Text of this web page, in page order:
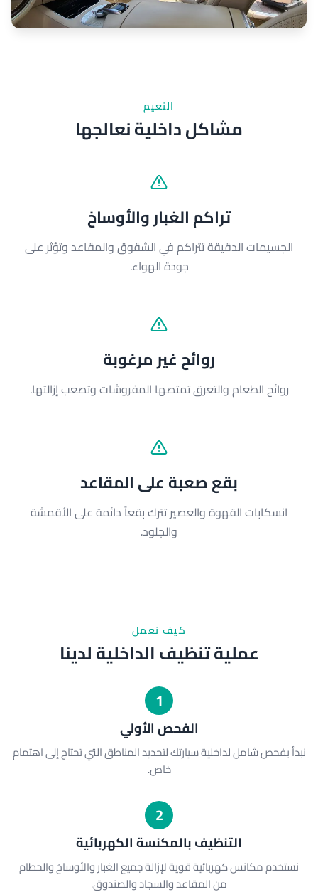
النعيم
مشاكل داخلية نعالجها
تراكم الغبار والأوساخ
الجسيمات الدقيقة تتراكم في الشقوق والمقاعد وتؤثر على
جودة الهواء.
روائح غير مرغوبة
روائح الطعام والتعرق تمتصها المفروشات وتصعب إزالتها.
بقع صعبة على المقاعد
انسكابات القهوة والعصير تترك بقعاً دائمة على الأقمشة
والجلود.
كيف نعمل
عملية تنظيف الداخلية لدينا
1
الفحص الأولي
نبدأ بفحص شامل لداخلية سيارتك لتحديد المناطق التي تحتاج إلى اهتمام
خاص.
2
التنظيف بالمكنسة الكهربائية
نستخدم مكانس كهربائية قوية لإزالة جميع الغبار والأوساخ والحطام
من المقاعد والسجاد والصندوق.